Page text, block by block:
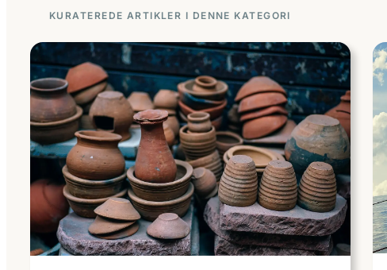
KURATEREDE ARTIKLER I DENNE KATEGORI